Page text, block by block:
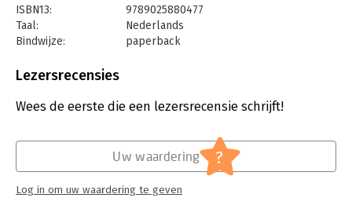
ISBN13:
9789025880477
Taal:
Nederlands
Bindwijze:
paperback
Uitgever:
Verschijningsdatum:
7-10-2020
Lezersrecensies
Wees de eerste die een lezersrecensie schrijft!
Uw waardering ?
Log in om uw waardering te geven